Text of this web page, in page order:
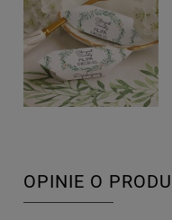
OPINIE O